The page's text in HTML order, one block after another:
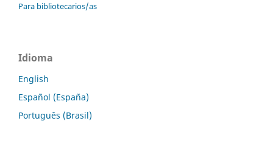
Para bibliotecarios/as
Idioma
English
Español (España)
Português (Brasil)